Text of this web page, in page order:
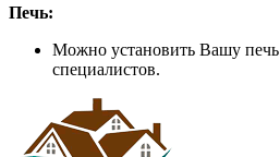
Печь:
Можно установить Вашу
специалистов.